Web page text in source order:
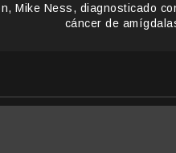
Mike Ness, diagnosticado
cáncer de